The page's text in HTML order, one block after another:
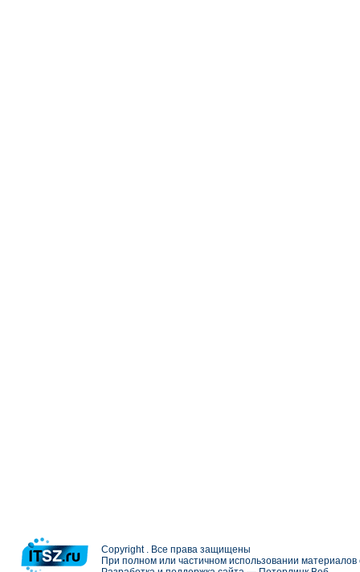
Copyright . Все права защищены
При полном или частичном использовании